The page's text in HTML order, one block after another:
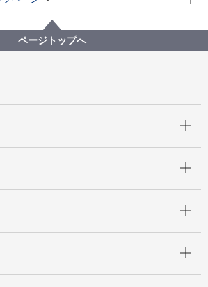
健康福祉局
援課
料の免除について知りたい
ページトップへ